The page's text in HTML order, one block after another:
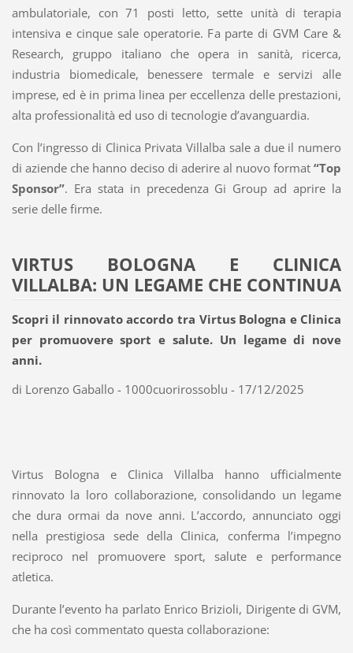
ambulatoriale, con 71 posti letto, sette unità di terapia
intensiva e cinque sale operatorie. Fa parte di GVM Care &
Research, gruppo italiano che opera in sanità, ricerca,
industria biomedicale, benessere termale e servizi alle
imprese, ed è in prima linea per eccellenza delle prestazioni,
alta professionalità ed uso di tecnologie d’avanguardia.
Con l’ingresso di Clinica Privata Villalba sale a due il numero
di aziende che hanno deciso di aderire al nuovo format“Top
Sponsor”. Era stata in precedenza Gi Group ad aprire la
serie delle firme.
VIRTUS BOLOGNA E CLINICA
VILLALBA: UN LEGAME CHE CONTINUA
Scopri il rinnovato accordo tra Virtus Bologna e Clinica
per promuovere sport e salute. Un legame di nove
anni.
di Lorenzo Gaballo - 1000cuorirossoblu - 17/12/2025
Virtus Bologna e Clinica Villalba hanno ufficialmente
rinnovato la loro collaborazione, consolidando un legame
che dura ormai da nove anni. L’accordo, annunciato oggi
nella prestigiosa sede della Clinica, conferma l’impegno
reciproco nel promuovere sport, salute e performance
atletica.
Durante l’evento ha parlato Enrico Brizioli, Dirigente di GVM,
che ha così commentato questa collaborazione: